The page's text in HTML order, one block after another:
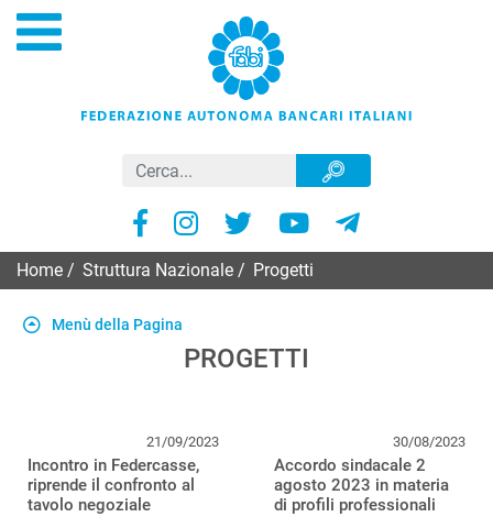
Home Struttura Nazionale Progetti
Menù della Pagina
PROGETTI
21/09/2023
Incontro in Federcasse,
riprende il confronto al
tavolo negoziale
30/08/2023
Accordo sindacale 2
agosto 2023 in materia
di profili professionali